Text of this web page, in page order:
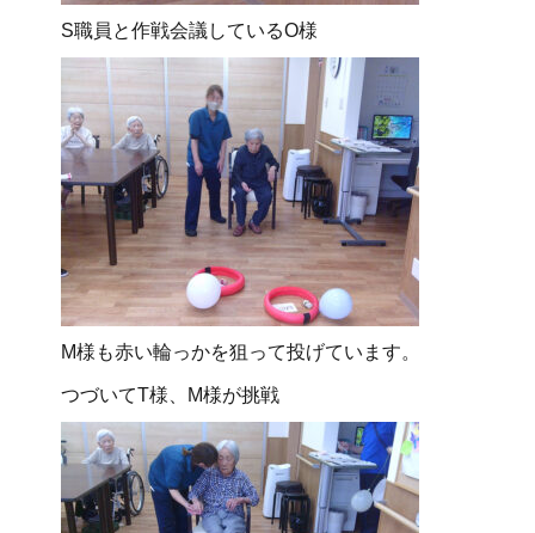
S職員と作戦会議しているO様
M様も赤い輪っかを狙って投げています。
つづいてT様、M様が挑戦